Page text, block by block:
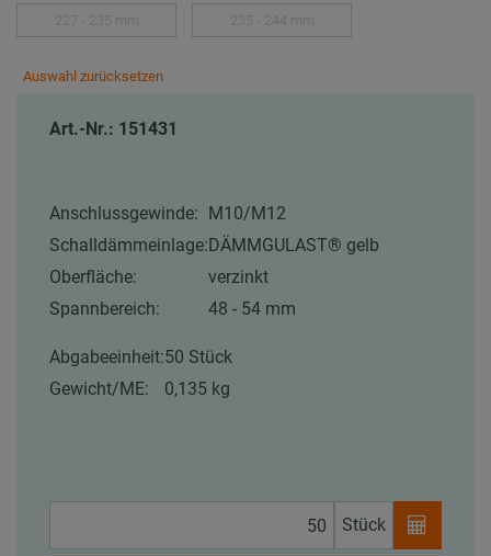
Auswahl zurücksetzen
Art.-Nr.: 151431
Anschlussgewinde:
M10/M12
Schalldämmeinlage: DÄMMGULAST® gelb
Oberfläche:
verzinkt
Spannbereich:
48 - 54 mm
Abgabeeinheit:50 Stück
Gewicht/ME:
0,135 kg
Stück